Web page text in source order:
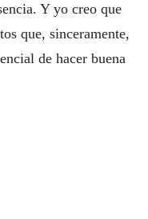
Y yo creo que
que, sinceramente,
de hacer buena